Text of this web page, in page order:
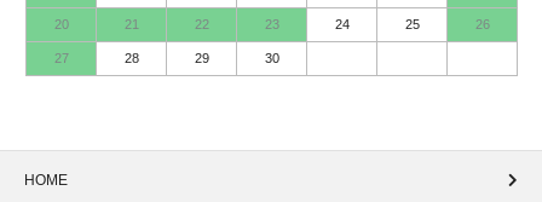
20 21 22 23 24 25 26
27 28 29 30
HOME